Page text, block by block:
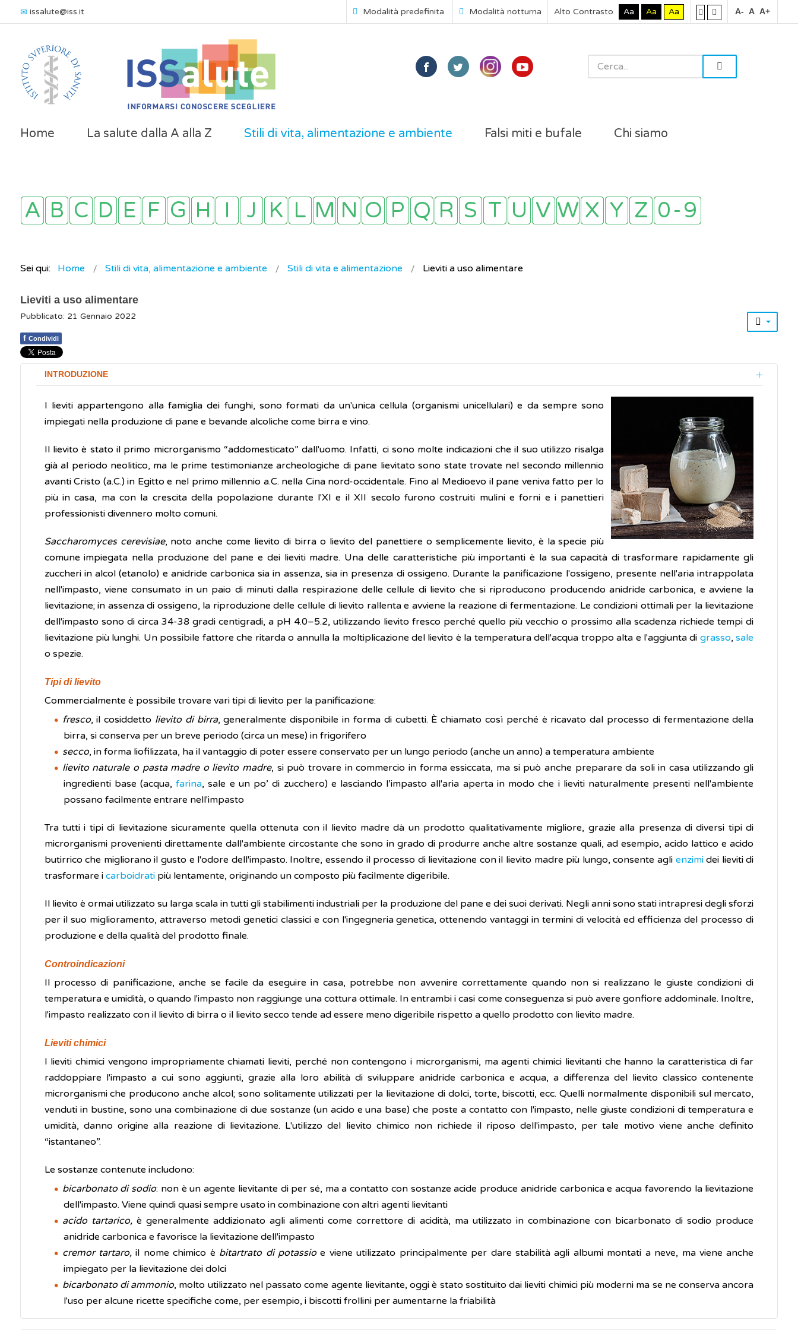
issalute@iss.it Modalità predefinita Modalità notturna Alto Contrasto Aa Aa Aa A- A A+
Home La salute dalla A alla Z Stili di vita, alimentazione e ambiente Falsi miti e bufale Chi siamo
Sei qui: Home Stili di vita, alimentazione e ambiente Stili di vita e alimentazione Lieviti a uso alimentare
Lieviti a uso alimentare
Pubblicato: 21 Gennaio 2022
f Condividi
INTRODUZIONE
I lieviti appartengono alla famiglia dei funghi, sono formati da un'unica cellula (organismi unicellulari) e da sempre sono
impiegati nella produzione di pane e bevande alcoliche come birra e vino.
Il lievito è stato il primo microrganismo “addomesticato” dall'uomo. Infatti, ci sono molte indicazioni che il suo utilizzo risalga
già al periodo neolitico, ma le prime testimonianze archeologiche di pane lievitato sono state trovate nel secondo millennio
avanti Cristo (a.C.) in Egitto e nel primo millennio a.C. nella Cina nord-occidentale. Fino al Medioevo il pane veniva fatto per lo
più in casa, ma con la crescita della popolazione durante l'XI e il XII secolo furono costruiti mulini e forni e i panettieri
professionisti divennero molto comuni.
Saccharomyces cerevisiae, noto anche come lievito di birra o lievito del panettiere o semplicemente lievito, è la specie più
comune impiegata nella produzione del pane e dei lieviti madre. Una delle caratteristiche più importanti è la sua capacità di trasformare rapidamente gli
zuccheri in alcol (etanolo) e anidride carbonica sia in assenza, sia in presenza di ossigeno. Durante la panificazione l'ossigeno, presente nell'aria intrappolata
nell'impasto, viene consumato in un paio di minuti dalla respirazione delle cellule di lievito che si riproducono producendo anidride carbonica, e avviene la
lievitazione; in assenza di ossigeno, la riproduzione delle cellule di lievito rallenta e avviene la reazione di fermentazione. Le condizioni ottimali per la lievitazione
dell'impasto sono di circa 34-38 gradi centigradi, a pH 4.0–5.2, utilizzando lievito fresco perché quello più vecchio o prossimo alla scadenza richiede tempi di
lievitazione più lunghi. Un possibile fattore che ritarda o annulla la moltiplicazione del lievito è la temperatura dell'acqua troppo alta e l'aggiunta di grasso,sale
o spezie.
Tipi di lievito
Commercialmente è possibile trovare vari tipi di lievito per la panificazione:
fresco, il cosiddetto lievito di birra, generalmente disponibile in forma di cubetti. È chiamato così perché è ricavato dal processo di fermentazione della
birra, si conserva per un breve periodo (circa un mese) in frigorifero
secco, in forma liofilizzata, ha il vantaggio di poter essere conservato per un lungo periodo (anche un anno) a temperatura ambiente
lievito naturale o pasta madre o lievito madre, si può trovare in commercio in forma essiccata, ma si può anche preparare da soli in casa utilizzando gli
ingredienti base (acqua,farina, sale e un po’ di zucchero) e lasciando l’impasto all'aria aperta in modo che i lieviti naturalmente presenti nell'ambiente
possano facilmente entrare nell'impasto
Tra tutti i tipi di lievitazione sicuramente quella ottenuta con il lievito madre dà un prodotto qualitativamente migliore, grazie alla presenza di diversi tipi di
microrganismi provenienti direttamente dall'ambiente circostante che sono in grado di produrre anche altre sostanze quali, ad esempio, acido lattico e acido
butirrico che migliorano il gusto e l'odore dell'impasto. Inoltre, essendo il processo di lievitazione con il lievito madre più lungo, consente agli enzimidei lieviti di
trasformare i carboidratipiù lentamente, originando un composto più facilmente digeribile.
Il lievito è ormai utilizzato su larga scala in tutti gli stabilimenti industriali per la produzione del pane e dei suoi derivati. Negli anni sono stati intrapresi degli sforzi
per il suo miglioramento, attraverso metodi genetici classici e con l'ingegneria genetica, ottenendo vantaggi in termini di velocità ed efficienza del processo di
produzione e della qualità del prodotto finale.
Controindicazioni
Il processo di panificazione, anche se facile da eseguire in casa, potrebbe non avvenire correttamente quando non si realizzano le giuste condizioni di
temperatura e umidità, o quando l'impasto non raggiunge una cottura ottimale. In entrambi i casi come conseguenza si può avere gonfiore addominale. Inoltre,
l'impasto realizzato con il lievito di birra o il lievito secco tende ad essere meno digeribile rispetto a quello prodotto con lievito madre.
Lieviti chimici
I lieviti chimici vengono impropriamente chiamati lieviti, perché non contengono i microrganismi, ma agenti chimici lievitanti che hanno la caratteristica di far
raddoppiare l'impasto a cui sono aggiunti, grazie alla loro abilità di sviluppare anidride carbonica e acqua, a differenza del lievito classico contenente
microrganismi che producono anche alcol; sono solitamente utilizzati per la lievitazione di dolci, torte, biscotti, ecc. Quelli normalmente disponibili sul mercato,
venduti in bustine, sono una combinazione di due sostanze (un acido e una base) che poste a contatto con l'impasto, nelle giuste condizioni di temperatura e
umidità, danno origine alla reazione di lievitazione. L'utilizzo del lievito chimico non richiede il riposo dell'impasto, per tale motivo viene anche definito
“istantaneo”.
Le sostanze contenute includono:
bicarbonato di sodio: non è un agente lievitante di per sé, ma a contatto con sostanze acide produce anidride carbonica e acqua favorendo la lievitazione
dell'impasto. Viene quindi quasi sempre usato in combinazione con altri agenti lievitanti
acido tartarico,è generalmente addizionato agli alimenti come correttore di acidità, ma utilizzato in combinazione con bicarbonato di sodio produce
anidride carbonica e favorisce la lievitazione dell'impasto
cremor tartaro, il nome chimico è bitartrato di potassioe viene utilizzato principalmente per dare stabilità agli albumi montati a neve, ma viene anche
impiegato per la lievitazione dei dolci
bicarbonato di ammonio, molto utilizzato nel passato come agente lievitante, oggi è stato sostituito dai lieviti chimici più moderni ma se ne conserva ancora
l'uso per alcune ricette specifiche come, per esempio, i biscotti frollini per aumentarne la friabilità